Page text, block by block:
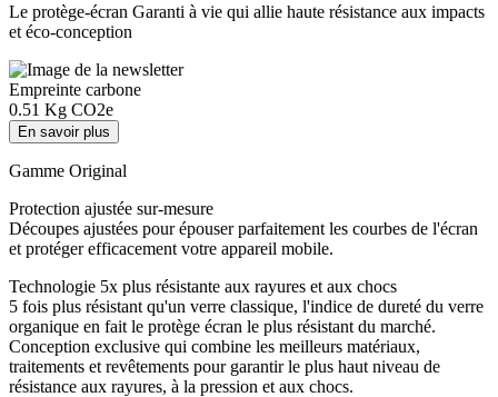
Le protège-écran Garanti à vie qui allie haute résistance aux impacts
et éco-conception​
Empreinte carbone
0.51 Kg CO2e
En savoir plus
Gamme Original
Protection ajustée sur-mesure
Découpes ajustées pour épouser parfaitement les courbes de l'écran
et protéger efficacement votre appareil mobile.
Technologie 5x plus résistante aux rayures et aux chocs
5 fois plus résistant qu'un verre classique, l'indice de dureté du verre
organique en fait le protège écran le plus résistant du marché.
Conception exclusive qui combine les meilleurs matériaux,
traitements et revêtements pour garantir le plus haut niveau de
résistance aux rayures, à la pression et aux chocs.